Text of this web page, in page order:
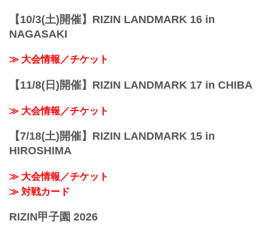
【10/3(土)開催】RIZIN LANDMARK 16 in
NAGASAKI
≫ 大会情報／チケット
【11/8(日)開催】RIZIN LANDMARK 17 in CHIBA
≫ 大会情報／チケット
【7/18(土)開催】RIZIN LANDMARK 15 in
HIROSHIMA
≫ 大会情報／チケット
≫ 対戦カード
RIZIN甲子園 2026